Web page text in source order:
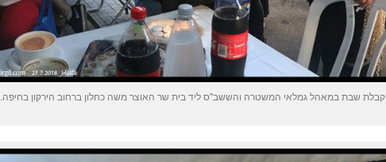
קבלת שבת במאהל גמלאי המשטרה והששב"ס ליד בית שר האוצר משה כחלון ברחוב הירקון בחיפה.